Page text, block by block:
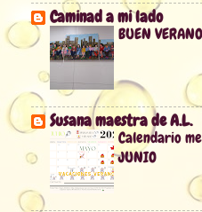
Caminad a mi lado
BUEN
Susana maestra de A.L.
Calendario
JUNIO